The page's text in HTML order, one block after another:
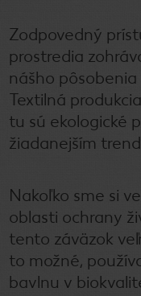
Zodpovedný
prostredia
nášho
Textilná
tu sú ekologické
žiadanejším
Nakoľko sme si
oblasti ochrany
tento záväzok
to možné,
bavlnu v